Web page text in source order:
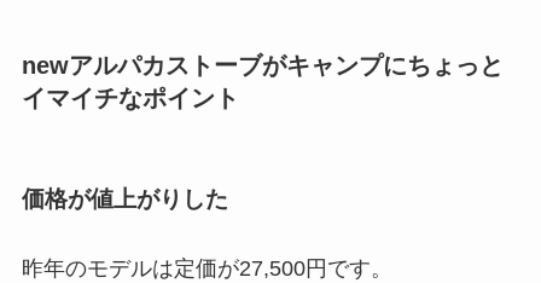
newアルパカストーブがキャンプにちょっと
イマイチなポイント
価格が値上がりした
昨年のモデルは定価が27,500円です。